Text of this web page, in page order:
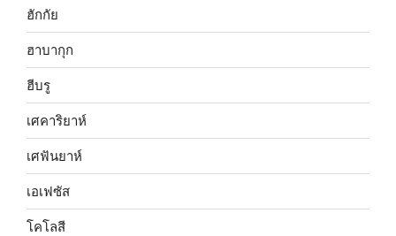
ฮักกัย
ฮาบากุก
ฮีบรู
เศคาริยาห์
เศฟันยาห์
เอเฟซัส
โคโลสี